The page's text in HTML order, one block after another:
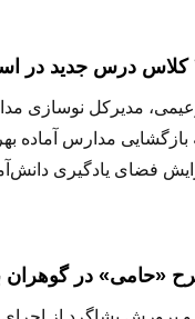
بازگشایی مدارس آماده
فضای یادگیری
«حامی» در گوهران